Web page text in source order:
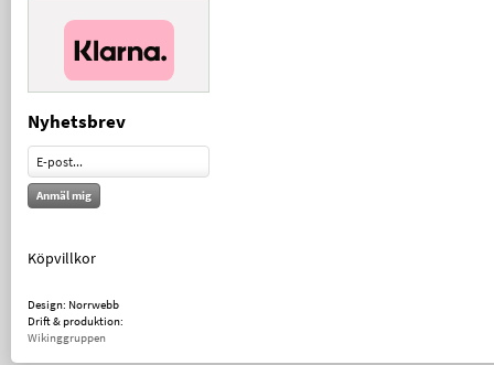
Nyhetsbrev
Anmäl mig
Köpvillkor
Design: Norrwebb
Drift & produktion:
Wikinggruppen